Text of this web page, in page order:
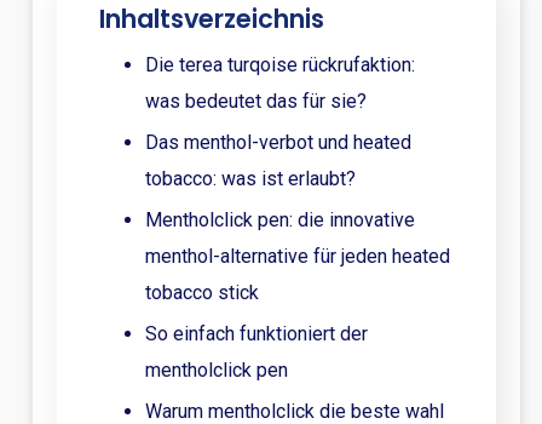
Inhaltsverzeichnis
Die terea turqoise rückrufaktion:
was bedeutet das für sie?
Das menthol-verbot und heated
tobacco: was ist erlaubt?
Mentholclick pen: die innovative
menthol-alternative für jeden heated
tobacco stick
So einfach funktioniert der
mentholclick pen
Warum mentholclick die beste wahl